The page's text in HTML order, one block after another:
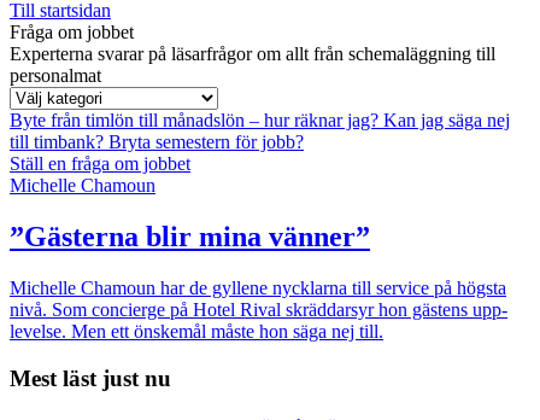
Till startsidan
Fråga om jobbet
Experterna svarar på läsarfrågor om allt från schemaläggning till
personalmat
Byte från timlön till månadslön – hur räknar jag? Kan jag säga nej
till timbank? Bryta semestern för jobb?
Ställ en fråga om jobbet
Michelle Chamoun
”Gästerna blir mina vänner”
Michelle Chamoun har de gyllene nycklarna till service på högsta
nivå. Som concierge på Hotel Rival skräddarsyr hon gästens upp­
levelse. Men ett önskemål måste hon säga nej till.
Mest läst just nu